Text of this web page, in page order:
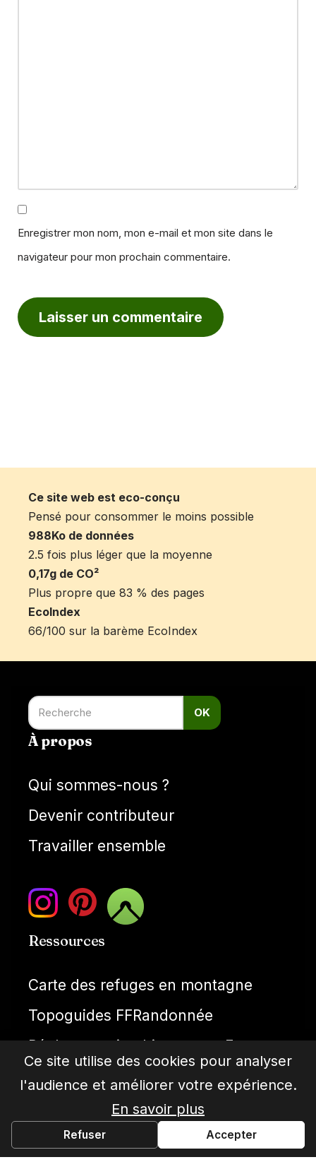
Enregistrer mon nom, mon e-mail et mon site dans le
navigateur pour mon prochain commentaire.
Ce site web est eco-conçu
Pensé pour consommer le moins possible
988Ko de données
2.5 fois plus léger que la moyenne
0,17g de CO²
Plus propre que 83 % des pages
EcoIndex
66/100 sur la barème EcoIndex
OK
À propos
Qui sommes-nous ?
Devenir contributeur
Travailler ensemble
Ressources
Carte des refuges en montagne
Topoguides FFRandonnée
Réglementation bivouac en France
Météo montagne
Cartes IGN gratuties
Ce site utilise des cookies pour analyser
l'audience et améliorer votre expérience.
En savoir plus
Refuser Accepter